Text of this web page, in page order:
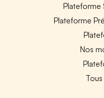
Plateforme
Plateforme
Nos